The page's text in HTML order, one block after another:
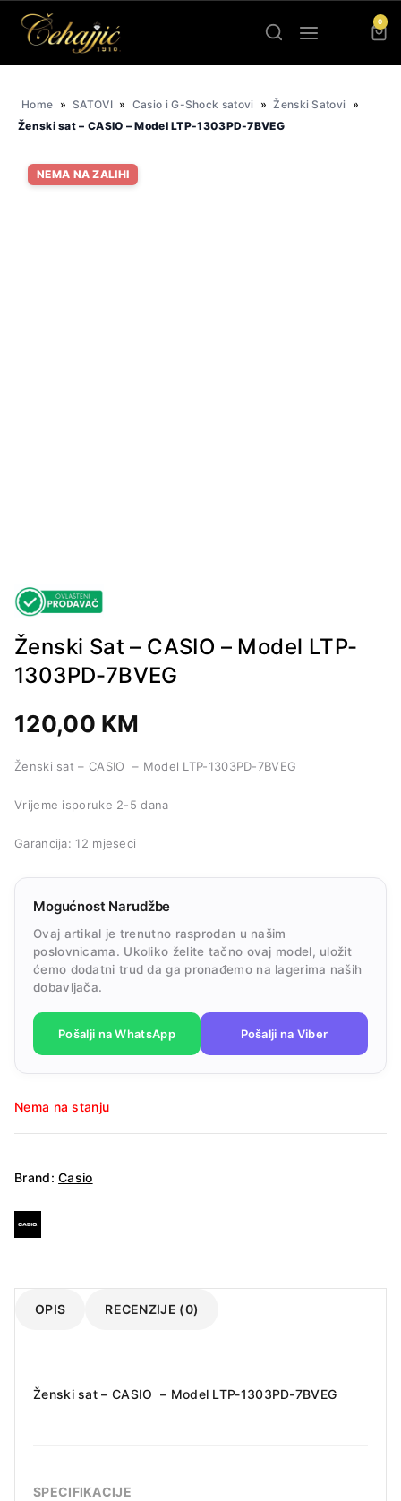
0
Home » SATOVI » Casio i G-Shock satovi » Ženski Satovi »
Ženski sat – CASIO – Model LTP-1303PD-7BVEG
NEMA NA ZALIHI
Ženski Sat – CASIO – Model LTP-
1303PD-7BVEG
120,00 KM
Ženski sat – CASIO – Model LTP-1303PD-7BVEG
Vrijeme isporuke 2-5 dana
Garancija: 12 mjeseci
Mogućnost Narudžbe
Ovaj artikal je trenutno rasprodan u našim
poslovnicama. Ukoliko želite tačno ovaj model, uložit
ćemo dodatni trud da ga pronađemo na lagerima naših
dobavljača.
Pošalji na WhatsApp Pošalji na Viber
Nema na stanju
Brand:Casio
OPIS RECENZIJE (0)
Ženski sat – CASIO – Model LTP-1303PD-7BVEG
SPECIFIKACIJE